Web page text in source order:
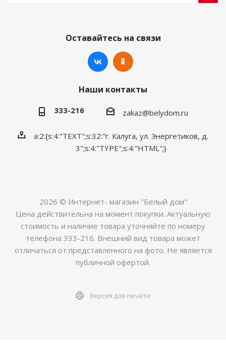
Оставайтесь на связи
Наши контакты
333-216 zakaz@belydom.ru
a:2:{s:4:"TEXT";s:32:"г. Калуга, ул. Энергетиков, д.
3";s:4:"TYPE";s:4:"HTML";}
2026 © Интернет- магазин "Белый дом"
Цена действительна на момент покупки. Актуальную
стоимость и наличие товара уточняйте по номеру
телефона 333-216. Внешний вид товара может
отличаться от представленного на фото. Не является
публичной офертой.
Версия для печати